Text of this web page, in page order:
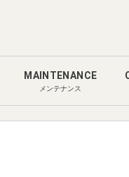
MAINTENANCE
メンテナンス